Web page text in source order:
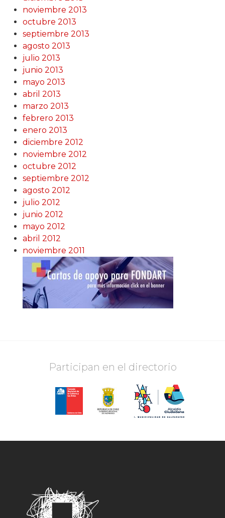
noviembre 2013
octubre 2013
septiembre 2013
agosto 2013
julio 2013
junio 2013
mayo 2013
abril 2013
marzo 2013
febrero 2013
enero 2013
diciembre 2012
noviembre 2012
octubre 2012
septiembre 2012
agosto 2012
julio 2012
junio 2012
mayo 2012
abril 2012
noviembre 2011
Participan en el directorio